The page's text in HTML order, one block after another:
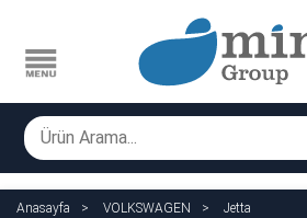
Anasayfa VOLKSWAGEN Jetta